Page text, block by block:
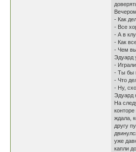
- Как
- Все
- А в
- Как
- Чем
Эдуард
-
- Ты бы
- Что
- Ну,
Эдуард
На
ждала,
другу
уже
капли